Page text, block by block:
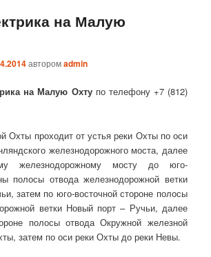
на Малую
авторомadmin
на Малую Охтупо телефону +7 (812)
Охты проходит от устья реки Охты по оси
железнодорожного моста, далее
железнодорожному мосту до юго-
полосы отвода железнодорожной ветки
затем по юго-восточной стороне полосы
ветки Новый порт – Ручьи, далее
полосы отвода Окружной железной
затем по оси реки Охты до реки Невы.